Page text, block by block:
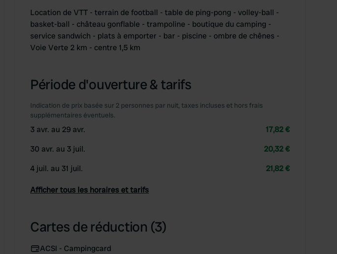
Location de VTT - terrain de football - table de ping-pong - volley-ball -
basket-ball - château gonflable - trampoline - boutique du camping -
service sandwich - plats à emporter - bar - piscine - ombre de chênes -
Voie Verte 2 km - centre 1,5 km
Période d'ouverture & tarifs
Indication de prix basée sur 2 personnes par nuit, taxes incluses et hors frais
supplémentaires éventuels.
3 avr. au 29 avr.
17,82 €
30 avr. au 3 juil.
20,32 €
4 juil. au 31 juil.
21,82 €
Afficher tous les horaires et tarifs
Cartes de réduction (3)
ACSI - Campingcard